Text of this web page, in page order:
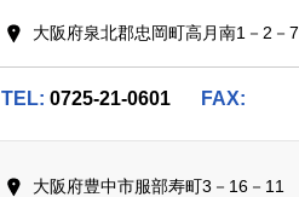
大阪府泉北郡忠岡町高月南1－2－7
TEL: 0725-21-0601 FAX:
大阪府豊中市服部寿町3－16－11